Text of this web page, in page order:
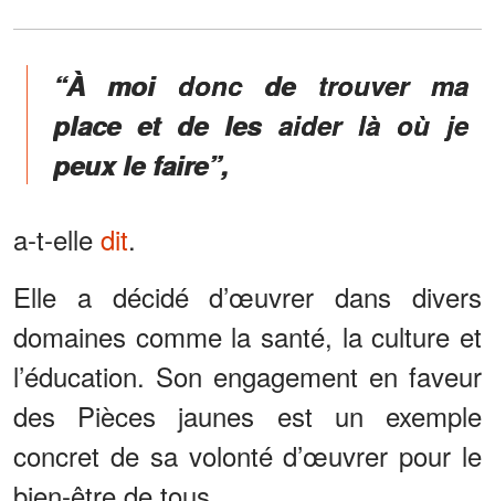
“À moi donc de trouver ma
place et de les aider là où je
peux le faire”,
a-t-elle dit.
Elle a décidé d’œuvrer dans divers
domaines comme la santé, la culture et
l’éducation. Son engagement en faveur
des Pièces jaunes est un exemple
concret de sa volonté d’œuvrer pour le